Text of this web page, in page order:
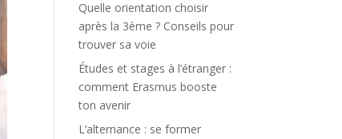
Quelle orientation choisir
après la 3ème ? Conseils pour
trouver sa voie
Études et stages à l’étranger :
comment Erasmus booste
ton avenir
L’alternance : se former